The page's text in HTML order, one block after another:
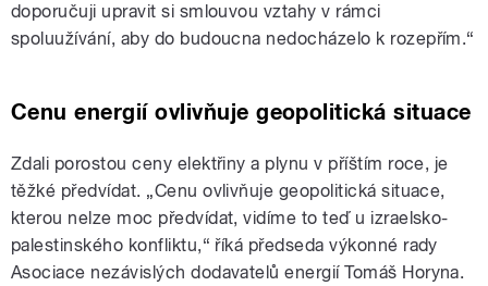
doporučuji upravit si smlouvou vztahy v rámci
spoluužívání, aby do budoucna nedocházelo k rozepřím.“
Cenu energií ovlivňuje geopolitická situace
Zdali porostou ceny elektřiny a plynu v příštím roce, je
těžké předvídat. „Cenu ovlivňuje geopolitická situace,
kterou nelze moc předvídat, vidíme to teď u izraelsko-
palestinského konfliktu,“ říká předseda výkonné rady
Asociace nezávislých dodavatelů energií Tomáš Horyna.